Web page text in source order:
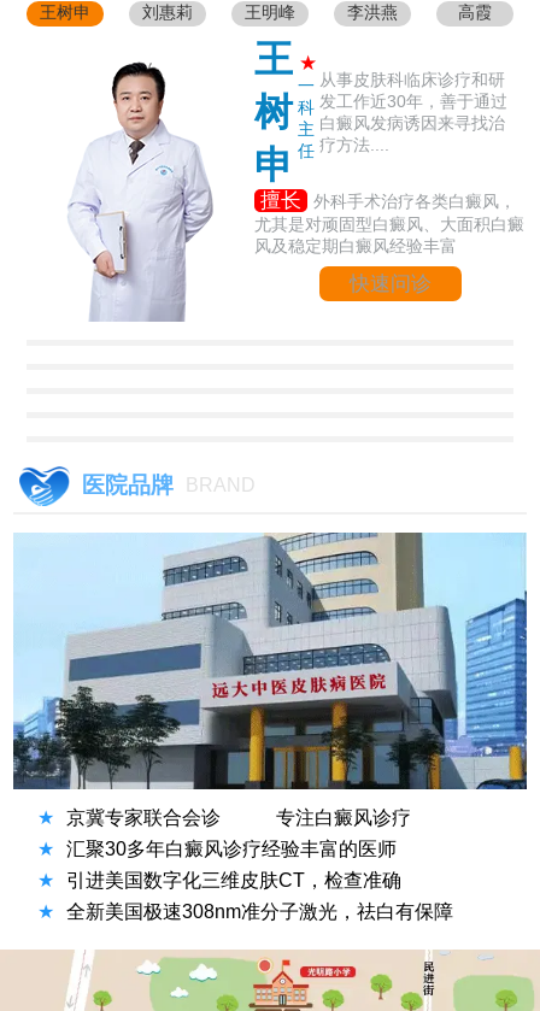
王树申 刘惠莉 王明峰 李洪燕 高霞
王
树
申
★
一
科
主
任
从事皮肤科临床诊疗和研
发工作近30年，善于通过
白癜风发病诱因来寻找治
疗方法....
擅长
外科手术治疗各类白癜风，
尤其是对顽固型白癜风、大面积白癜
风及稳定期白癜风经验丰富
快速问诊
医院品牌 BRAND
★ 京冀专家联合会诊
专注白癜风诊疗
★
汇聚30多年白癜风诊疗经验丰富的医师
★
引进美国数字化三维皮肤CT，检查准确
★
全新美国极速308nm准分子激光，祛白有保障